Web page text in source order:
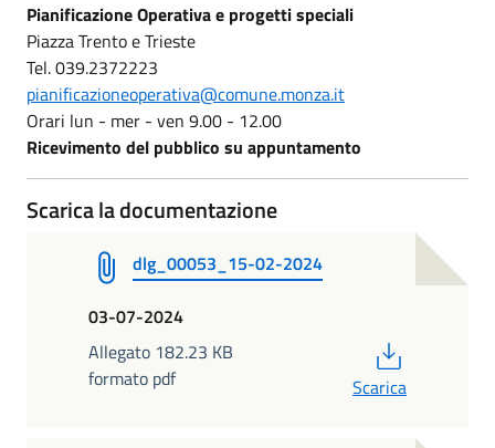
Pianificazione Operativa e progetti speciali
Piazza Trento e Trieste
Tel. 039.2372223
pianificazioneoperativa@comune.monza.it
Orari lun - mer - ven 9.00 - 12.00
Ricevimento del pubblico su appuntamento
Scarica la documentazione
dlg_00053_15-02-2024
03-07-2024
Allegato 182.23 KB
formato pdf
Scarica